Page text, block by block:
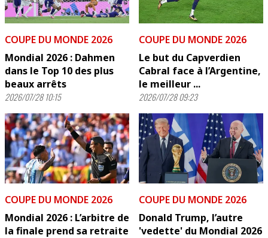
COUPE DU MONDE 2026
Mondial 2026 : Dahmen
dans le Top 10 des plus
beaux arrêts
2026/07/28 10:15
COUPE DU MONDE 2026
Le but du Capverdien
Cabral face à l’Argentine,
le meilleur ...
2026/07/28 09:23
COUPE DU MONDE 2026
Mondial 2026 : L’arbitre de
la finale prend sa retraite
COUPE DU MONDE 2026
Donald Trump, l’autre
'vedette' du Mondial 2026